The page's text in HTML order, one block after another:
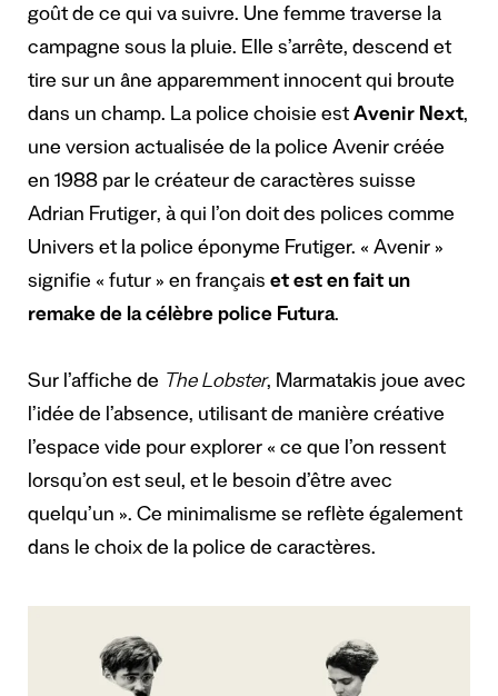
goût de ce qui va suivre. Une femme traverse la
campagne sous la pluie. Elle s’arrête, descend et
tire sur un âne apparemment innocent qui broute
dans un champ. La police choisie estAvenir Next,
une version actualisée de la police Avenir créée
en 1988 par le créateur de caractères suisse
Adrian Frutiger, à qui l’on doit des polices comme
Univers et la police éponyme Frutiger. « Avenir »
signifie « futur » en français et est en fait un
remake de la célèbre police Futura.
Sur l’affiche de The Lobster, Marmatakis joue avec
l’idée de l’absence, utilisant de manière créative
l’espace vide pour explorer « ce que l’on ressent
lorsqu’on est seul, et le besoin d’être avec
quelqu’un ». Ce minimalisme se reflète également
dans le choix de la police de caractères.